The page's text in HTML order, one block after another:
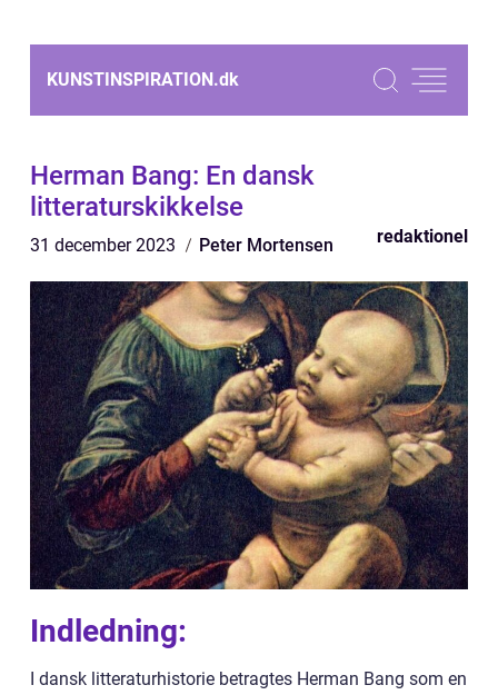
KUNSTINSPIRATION.dk
Herman Bang: En dansk
litteraturskikkelse
31 december 2023 Peter Mortensen redaktionel
Indledning:
I dansk litteraturhistorie betragtes Herman Bang som en